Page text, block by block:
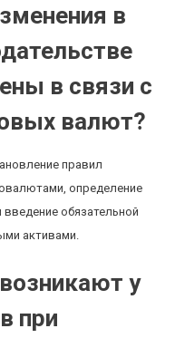
в
в связи с
валют?
правил
определение
обязательной
активами.
у
при